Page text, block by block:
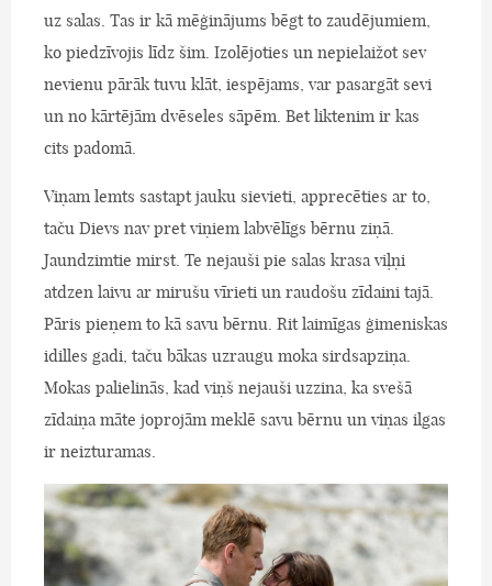
uz salas. Tas ir kā mēģinājums bēgt to zaudējumiem,
ko piedzīvojis līdz šim. Izolējoties un nepielaižot sev
nevienu pārāk tuvu klāt, iespējams, var pasargāt sevi
un no kārtējām dvēseles sāpēm. Bet liktenim ir kas
cits padomā.
Viņam lemts sastapt jauku sievieti, apprecēties ar to,
taču Dievs nav pret viņiem labvēlīgs bērnu ziņā.
Jaundzimtie mirst. Te nejauši pie salas krasa viļņi
atdzen laivu ar mirušu vīrieti un raudošu zīdaini tajā.
Pāris pieņem to kā savu bērnu. Rit laimīgas ģimeniskas
idilles gadi, taču bākas uzraugu moka sirdsapziņa.
Mokas palielinās, kad viņš nejauši uzzina, ka svešā
zīdaiņa māte joprojām meklē savu bērnu un viņas ilgas
ir neizturamas.